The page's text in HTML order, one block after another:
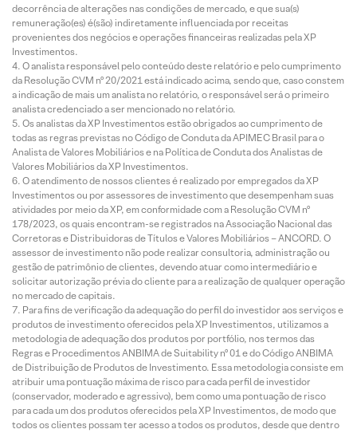
decorrência de alterações nas condições de mercado, e que sua(s)
remuneração(es) é(são) indiretamente influenciada por receitas
provenientes dos negócios e operações financeiras realizadas pela XP
Investimentos.
O analista responsável pelo conteúdo deste relatório e pelo cumprimento
da Resolução CVM nº 20/2021 está indicado acima, sendo que, caso constem
a indicação de mais um analista no relatório, o responsável será o primeiro
analista credenciado a ser mencionado no relatório.
Os analistas da XP Investimentos estão obrigados ao cumprimento de
todas as regras previstas no Código de Conduta da APIMEC Brasil para o
Analista de Valores Mobiliários e na Política de Conduta dos Analistas de
Valores Mobiliários da XP Investimentos.
O atendimento de nossos clientes é realizado por empregados da XP
Investimentos ou por assessores de investimento que desempenham suas
atividades por meio da XP, em conformidade com a Resolução CVM nº
178/2023, os quais encontram-se registrados na Associação Nacional das
Corretoras e Distribuidoras de Títulos e Valores Mobiliários – ANCORD. O
assessor de investimento não pode realizar consultoria, administração ou
gestão de patrimônio de clientes, devendo atuar como intermediário e
solicitar autorização prévia do cliente para a realização de qualquer operação
no mercado de capitais.
Para fins de verificação da adequação do perfil do investidor aos serviços e
produtos de investimento oferecidos pela XP Investimentos, utilizamos a
metodologia de adequação dos produtos por portfólio, nos termos das
Regras e Procedimentos ANBIMA de Suitability nº 01 e do Código ANBIMA
de Distribuição de Produtos de Investimento. Essa metodologia consiste em
atribuir uma pontuação máxima de risco para cada perfil de investidor
(conservador, moderado e agressivo), bem como uma pontuação de risco
para cada um dos produtos oferecidos pela XP Investimentos, de modo que
todos os clientes possam ter acesso a todos os produtos, desde que dentro